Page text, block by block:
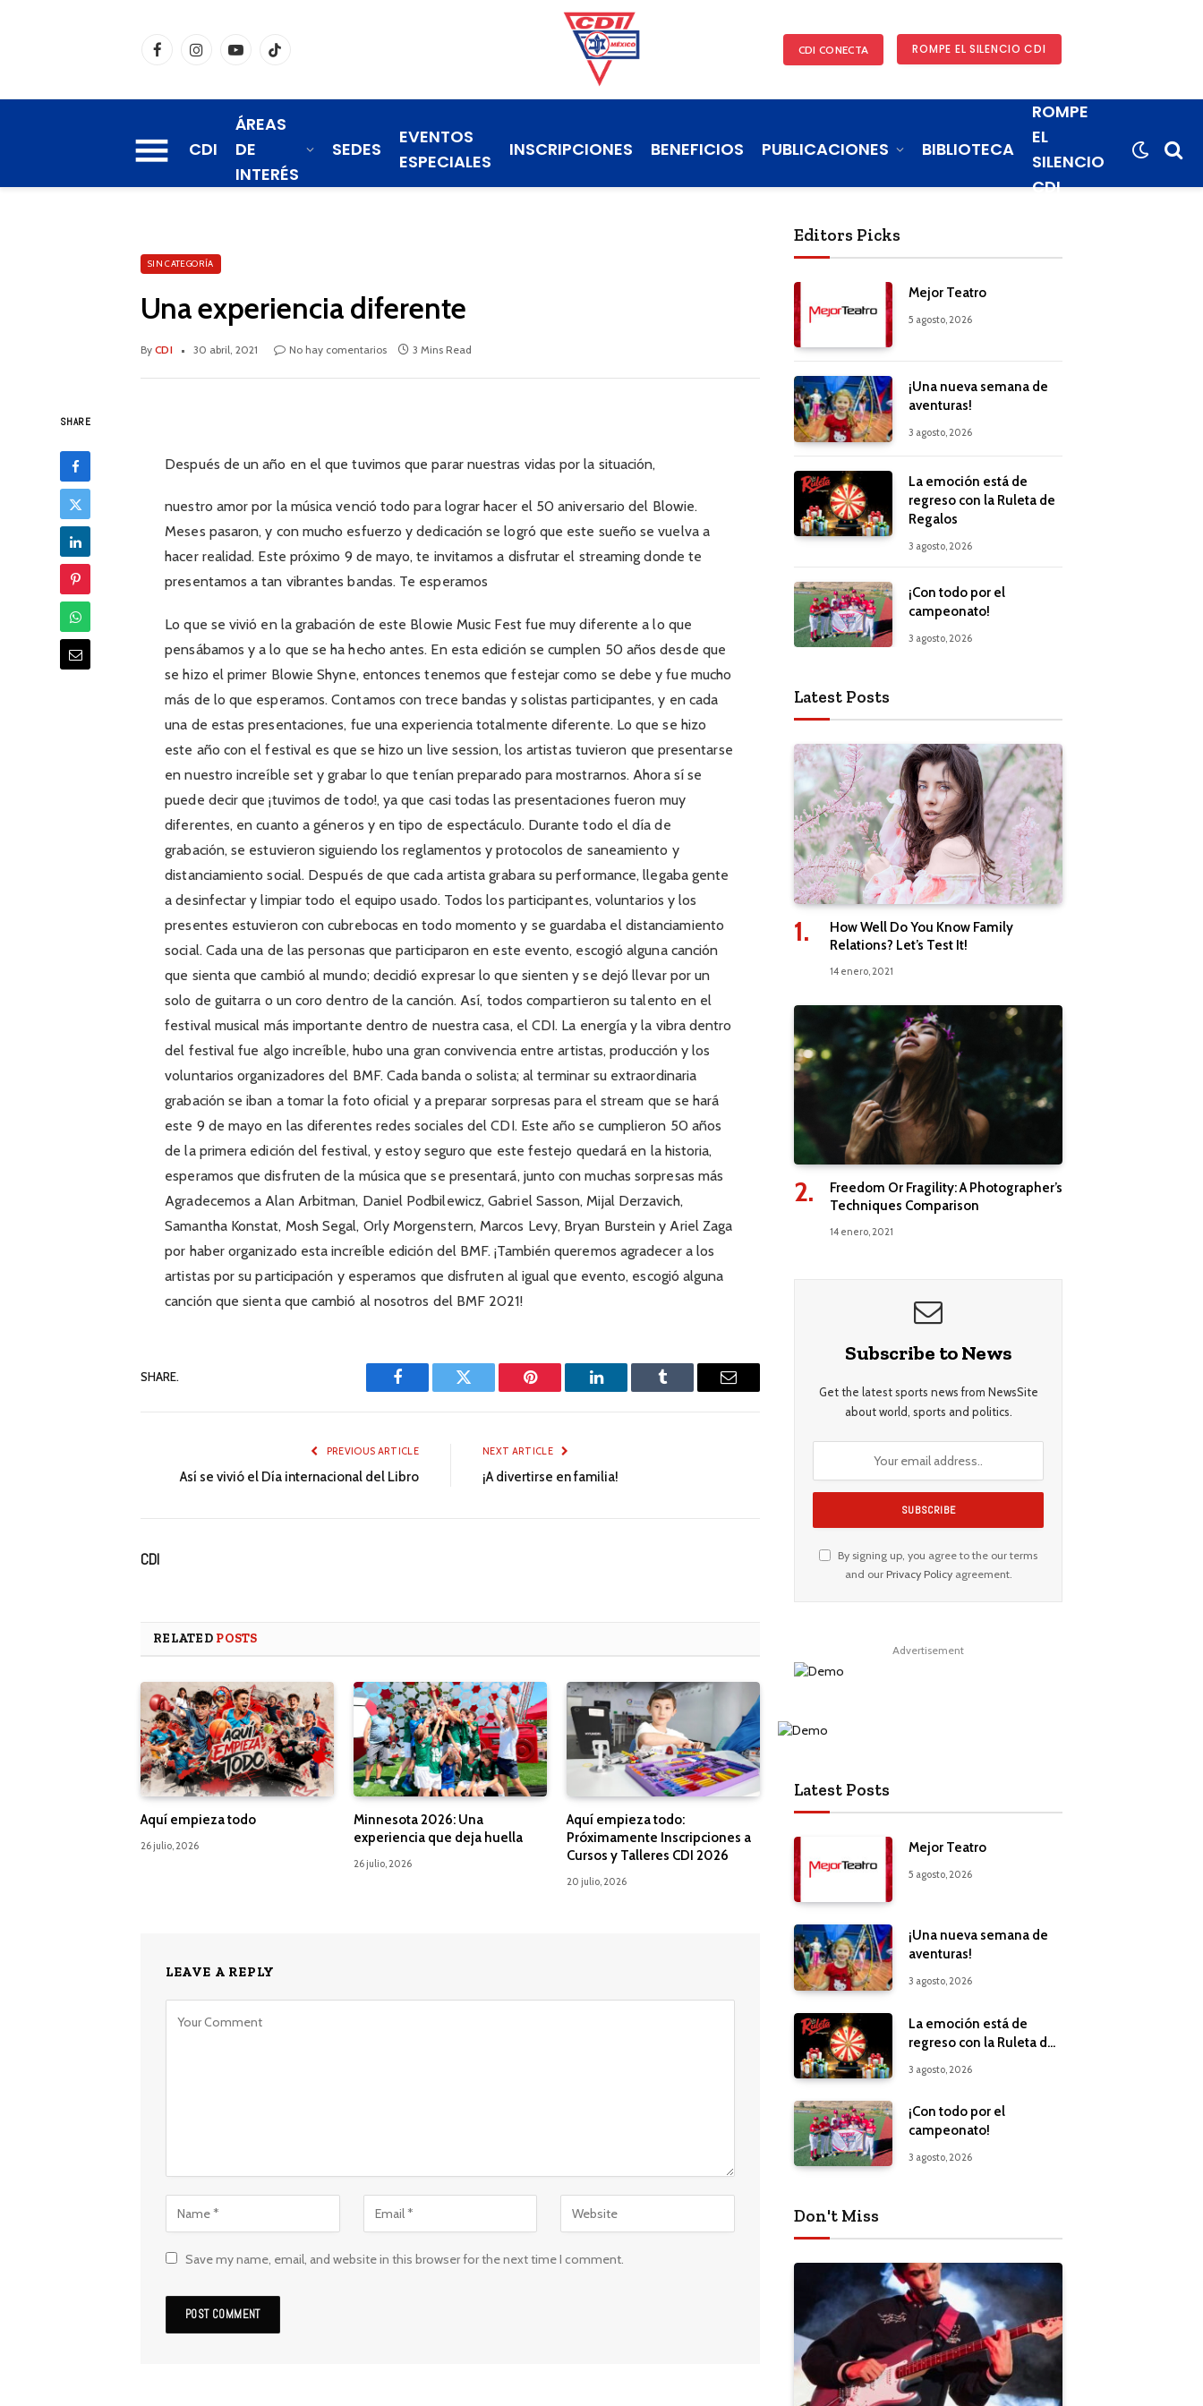
FacebookInstagramYouTubeTikTok CDI CONECTA ROMPE EL SILENCIO CDI
CDI
ÁREAS
DE
INTERÉS
SEDES
EVENTOS
ESPECIALES
INSCRIPCIONES BENEFICIOS PUBLICACIONES BIBLIOTECA
ROMPE
EL
SILENCIO
CDI
SIN CATEGORÍA
Una experiencia diferente
By CDI 30 abril, 2021 No hay comentarios 3 Mins Read
SHARE
Después de un año en el que tuvimos que parar nuestras vidas por la situación,
nuestro amor por la música venció todo para lograr hacer el 50 aniversario del Blowie.
Meses pasaron, y con mucho esfuerzo y dedicación se logró que este sueño se vuelva a
hacer realidad. Este próximo 9 de mayo, te invitamos a disfrutar el streaming donde te
presentamos a tan vibrantes bandas. Te esperamos
Lo que se vivió en la grabación de este Blowie Music Fest fue muy diferente a lo que
pensábamos y a lo que se ha hecho antes. En esta edición se cumplen 50 años desde que
se hizo el primer Blowie Shyne, entonces tenemos que festejar como se debe y fue mucho
más de lo que esperamos. Contamos con trece bandas y solistas participantes, y en cada
una de estas presentaciones, fue una experiencia totalmente diferente. Lo que se hizo
este año con el festival es que se hizo un live session, los artistas tuvieron que presentarse
en nuestro increíble set y grabar lo que tenían preparado para mostrarnos. Ahora sí se
puede decir que ¡tuvimos de todo!, ya que casi todas las presentaciones fueron muy
diferentes, en cuanto a géneros y en tipo de espectáculo. Durante todo el día de
grabación, se estuvieron siguiendo los reglamentos y protocolos de saneamiento y
distanciamiento social. Después de que cada artista grabara su performance, llegaba gente
a desinfectar y limpiar todo el equipo usado. Todos los participantes, voluntarios y los
presentes estuvieron con cubrebocas en todo momento y se guardaba el distanciamiento
social. Cada una de las personas que participaron en este evento, escogió alguna canción
que sienta que cambió al mundo; decidió expresar lo que sienten y se dejó llevar por un
solo de guitarra o un coro dentro de la canción. Así, todos compartieron su talento en el
festival musical más importante dentro de nuestra casa, el CDI. La energía y la vibra dentro
del festival fue algo increíble, hubo una gran convivencia entre artistas, producción y los
voluntarios organizadores del BMF. Cada banda o solista; al terminar su extraordinaria
grabación se iban a tomar la foto oficial y a preparar sorpresas para el stream que se hará
este 9 de mayo en las diferentes redes sociales del CDI. Este año se cumplieron 50 años
de la primera edición del festival, y estoy seguro que este festejo quedará en la historia,
esperamos que disfruten de la música que se presentará, junto con muchas sorpresas más
Agradecemos a Alan Arbitman, Daniel Podbilewicz, Gabriel Sasson, Mijal Derzavich,
Samantha Konstat, Mosh Segal, Orly Morgenstern, Marcos Levy, Bryan Burstein y Ariel Zaga
por haber organizado esta increíble edición del BMF. ¡También queremos agradecer a los
artistas por su participación y esperamos que disfruten al igual que evento, escogió alguna
canción que sienta que cambió al nosotros del BMF 2021!
SHARE.
Facebook Twitter Pinterest LinkedIn Tumblr Email
PREVIOUS ARTICLE
Así se vivió el Día internacional del Libro
NEXT ARTICLE
¡A divertirse en familia!
CDI
RELATED POSTS
Aquí empieza todo
26 julio, 2026
Minnesota 2026: Una
experiencia que deja huella
26 julio, 2026
Aquí empieza todo:
Próximamente Inscripciones a
Cursos y Talleres CDI 2026
20 julio, 2026
LEAVE A REPLY
Save my name, email, and website in this browser for the next time I comment.
Editors Picks
Mejor Teatro
5 agosto, 2026
¡Una nueva semana de
aventuras!
3 agosto, 2026
La emoción está de
regreso con la Ruleta de
Regalos
3 agosto, 2026
¡Con todo por el
campeonato!
3 agosto, 2026
Latest Posts
How Well Do You Know Family
Relations? Let’s Test It!
14 enero, 2021
Freedom Or Fragility: A Photographer’s
Techniques Comparison
14 enero, 2021
Subscribe to News
Get the latest sports news from NewsSite
about world, sports and politics.
By signing up, you agree to the our terms
and our Privacy Policyagreement.
Advertisement
Latest Posts
Mejor Teatro
5 agosto, 2026
¡Una nueva semana de
aventuras!
3 agosto, 2026
La emoción está de
regreso con la Ruleta de
3 agosto, 2026
¡Con todo por el
campeonato!
3 agosto, 2026
Don't Miss